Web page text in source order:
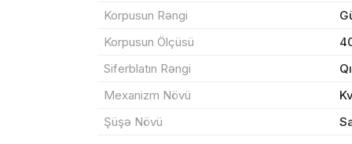
Korpusun Rəngi
Korpusun Ölçüsü
Siferblatın Rəngi
Mexanizm Növü
Şüşə Növü